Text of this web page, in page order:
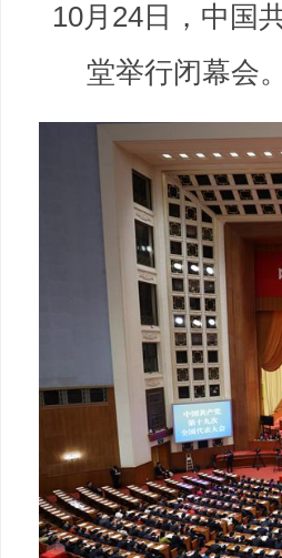
10月24日，中国
堂举行闭幕会